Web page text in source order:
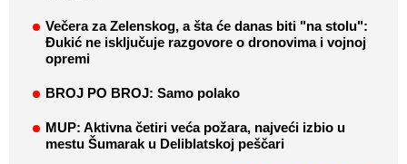
Večera za Zelenskog, a šta će danas biti "na stolu":
Đukić ne isključuje razgovore o dronovima i vojnoj
opremi
BROJ PO BROJ: Samo polako
MUP: Aktivna četiri veća požara, najveći izbio u
mestu Šumarak u Deliblatskoj peščari